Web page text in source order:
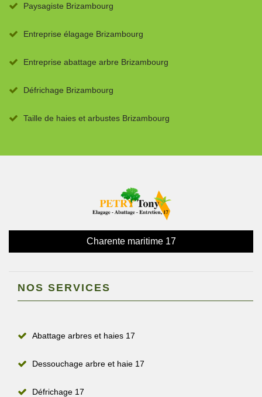
Paysagiste Brizambourg
Entreprise élagage Brizambourg
Entreprise abattage arbre Brizambourg
Défrichage Brizambourg
Taille de haies et arbustes Brizambourg
Charente maritime 17
NOS SERVICES
Abattage arbres et haies 17
Dessouchage arbre et haie 17
Défrichage 17